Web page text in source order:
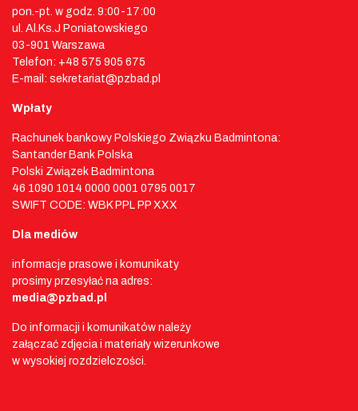
pon.-pt. w godz. 9:00-17:00
ul. Al.Ks.J Poniatowskiego
03-901 Warszawa
Telefon: +48 575 905 675
E-mail: sekretariat@pzbad.pl
Wpłaty
Rachunek bankowy Polskiego Związku Badmintona:
Santander Bank Polska
Polski Związek Badmintona
46 1090 1014 0000 0001 0795 0017
SWIFT CODE: WBK PPL PP XXX
Dla mediów
informacje prasowe i komunikaty
prosimy przesyłać na adres:
media@pzbad.pl
Do informacji i komunikatów należy
załączać zdjęcia i materiały wizerunkowe
w wysokiej rozdzielczości.